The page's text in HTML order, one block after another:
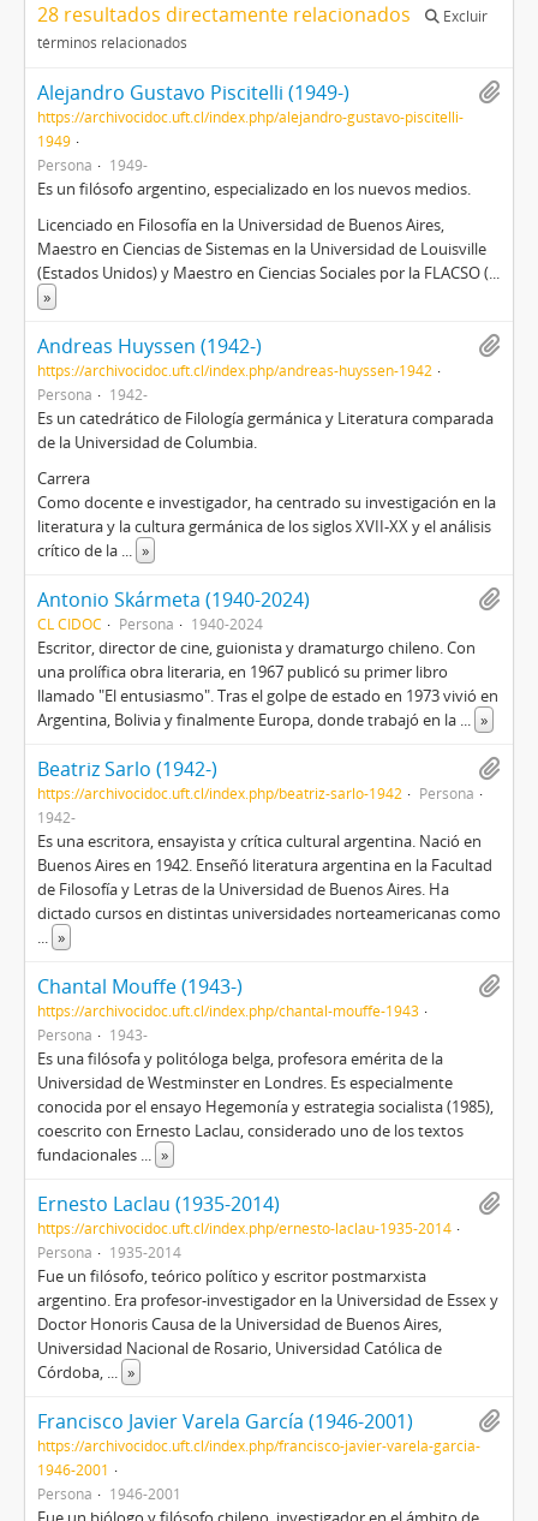
28 resultados directamente relacionados
Excluir
términos relacionados
Alejandro Gustavo Piscitelli (1949-)
https://archivocidoc.uft.cl/index.php/alejandro-gustavo-piscitelli-
1949
Persona
1949-
Es un filósofo argentino, especializado en los nuevos medios.
Licenciado en Filosofía en la Universidad de Buenos Aires,
Maestro en Ciencias de Sistemas en la Universidad de Louisville
(Estados Unidos) y Maestro en Ciencias Sociales por la FLACSO (...
»
Andreas Huyssen (1942-)
https://archivocidoc.uft.cl/index.php/andreas-huyssen-1942
Persona
1942-
Es un catedrático de Filología germánica y Literatura comparada
de la Universidad de Columbia.
Carrera
Como docente e investigador, ha centrado su investigación en la
literatura y la cultura germánica de los siglos XVII-XX y el análisis
crítico de la ... »
Antonio Skármeta (1940-2024)
CL CIDOC Persona 1940-2024
Escritor, director de cine, guionista y dramaturgo chileno. Con
una prolífica obra literaria, en 1967 publicó su primer libro
llamado "El entusiasmo". Tras el golpe de estado en 1973 vivió en
Argentina, Bolivia y finalmente Europa, donde trabajó en la ... »
Beatriz Sarlo (1942-)
https://archivocidoc.uft.cl/index.php/beatriz-sarlo-1942
Persona
1942-
Es una escritora, ensayista y crítica cultural argentina. Nació en
Buenos Aires en 1942. Enseñó literatura argentina en la Facultad
de Filosofía y Letras de la Universidad de Buenos Aires. Ha
dictado cursos en distintas universidades norteamericanas como
... »
Chantal Mouffe (1943-)
https://archivocidoc.uft.cl/index.php/chantal-mouffe-1943
Persona
1943-
Es una filósofa y politóloga belga, profesora emérita de la
Universidad de Westminster en Londres. Es especialmente
conocida por el ensayo Hegemonía y estrategia socialista (1985),
coescrito con Ernesto Laclau, considerado uno de los textos
fundacionales ... »
Ernesto Laclau (1935-2014)
https://archivocidoc.uft.cl/index.php/ernesto-laclau-1935-2014
Persona
1935-2014
Fue un filósofo, teórico político y escritor postmarxista
argentino. Era profesor-investigador en la Universidad de Essex y
Doctor Honoris Causa de la Universidad de Buenos Aires,
Universidad Nacional de Rosario, Universidad Católica de
Córdoba, ... »
Francisco Javier Varela García (1946-2001)
https://archivocidoc.uft.cl/index.php/francisco-javier-varela-garcia-
1946-2001
Persona
1946-2001